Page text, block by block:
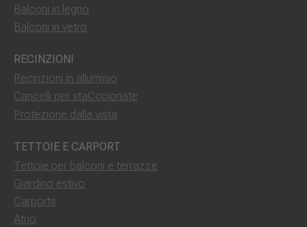
Balconi in legno
Balconi in vetro
RECINZIONI
Recinzioni in alluminio
Cancelli per staCccionate
Protezione dalla vista
TETTOIE E CARPORT
Tettoie per balconi e terrazze
Giardino estivo
Carports
Atrio